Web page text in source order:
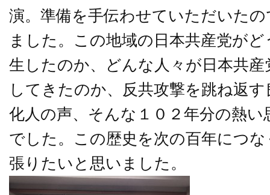
演。準備を手伝わせていただいた
ました。この地域の日本共産党が
生したのか、どんな人々が日本共
してきたのか、反共攻撃を跳ね返
化人の声、そんな１０２年分の熱
でした。この歴史を次の百年につ
張りたいと思いました。